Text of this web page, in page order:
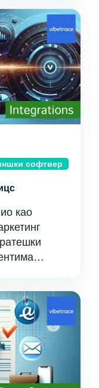
софтвер
као